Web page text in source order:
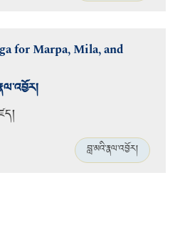
for Marpa, Mila, and
བླ་མའི་རྣལ་འབྱོར།